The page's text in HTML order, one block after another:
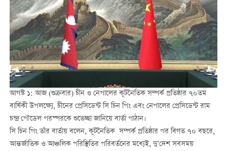
আগস্ট ১: আজ (শুক্রবার) চীন ও নেপালের কূটনৈতিক সম্পর্ক প্রতিষ্ঠার ৭০তম
বার্ষিকী উপলক্ষ্যে, চীনের প্রেসিডেন্ট সি চিন পিং এবং নেপালের প্রেসিডেন্ট রাম
চন্দ্র পৌডেল পরস্পরকে শুভেচ্ছা জানিয়ে বার্তা পাঠান।
সি চিন পিং তাঁর বার্তায় বলেন, কূটনৈতিক সম্পর্ক প্রতিষ্ঠার পর বিগত ৭০ বছরে,
আন্তর্জাতিক ও আঞ্চলিক পরিস্থিতির পরিবর্তনের মধ্যেই, দু’দেশ সবসময়